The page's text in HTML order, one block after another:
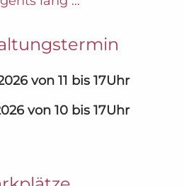
von 11 bis 17Uhr
von 10 bis 17Uhr